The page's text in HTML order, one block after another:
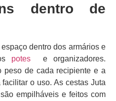
dentro de
dentro dos armários e
potes e organizadores.
peso de cada recipiente e a
o uso. As cestas Juta
empilháveis e feitos com